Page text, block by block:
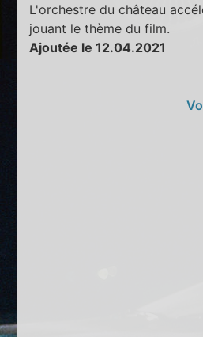
L'orchestre du château
jouant le thème du film.
Ajoutée le 12.04.2021